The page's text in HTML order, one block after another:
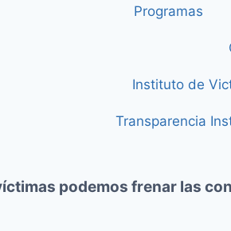
Programas
Instituto de
Transparencia
podemos frenar las